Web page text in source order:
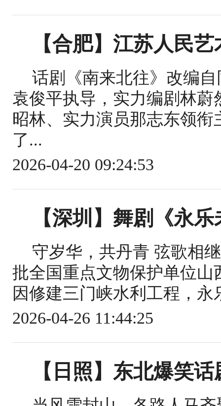
【合肥】江苏人民
话剧《南来北往》改编
袁俊平执导，实力编剧林
昭林、实力演员那志东领
了...
2026-04-20 09:24:53
【深圳】舞剧《永
守岁华，共丹青 弦歌相
批全国重点文物保护单位山
因修建三门峡水利工程，
2026-04-26 11:44:25
【日照】东北爆笑